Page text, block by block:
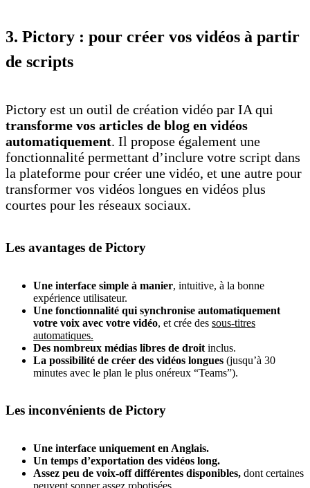
3. Pictory : pour créer vos vidéos à partir
de scripts
Pictory est un outil de création vidéo par IA qui
transforme vos articles de blog en vidéos
automatiquement. Il propose également une
fonctionnalité permettant d’inclure votre script dans
la plateforme pour créer une vidéo, et une autre pour
transformer vos vidéos longues en vidéos plus
courtes pour les réseaux sociaux.
Les avantages de Pictory
Une interface simple à manier, intuitive, à la bonne
expérience utilisateur.
Une fonctionnalité qui synchronise automatiquement
votre voix avec votre vidéo, et crée des sous-titres
automatiques.
Des nombreux médias libres de droit inclus.
La possibilité de créer des vidéos longues (jusqu’à 30
minutes avec le plan le plus onéreux “Teams”).
Les inconvénients de Pictory
Une interface uniquement en Anglais.
Un temps d’exportation des vidéos long.
Assez peu de voix-off différentes disponibles, dont certaines
peuvent sonner assez robotisées.